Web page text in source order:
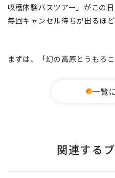
収穫体験バスツアー」がこの日
毎回キャンセル待ちが出るほど
まずは、「幻の高原とうもろ
一覧
関連する